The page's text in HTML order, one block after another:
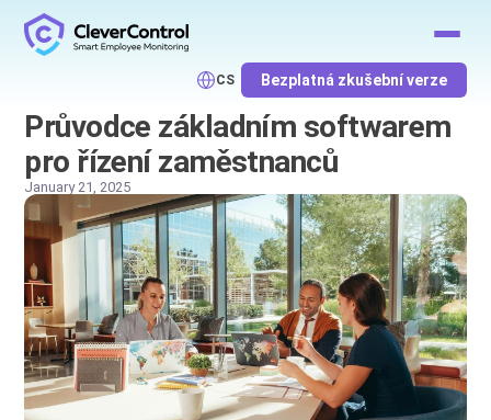
CS Bezplatná zkušební verze
Průvodce základním softwarem
pro řízení zaměstnanců
January 21, 2025